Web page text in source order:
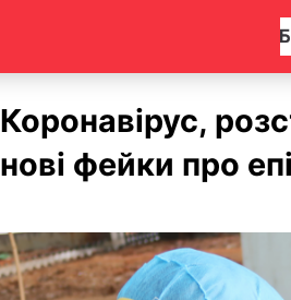
Коронавірус,
нові фейки про